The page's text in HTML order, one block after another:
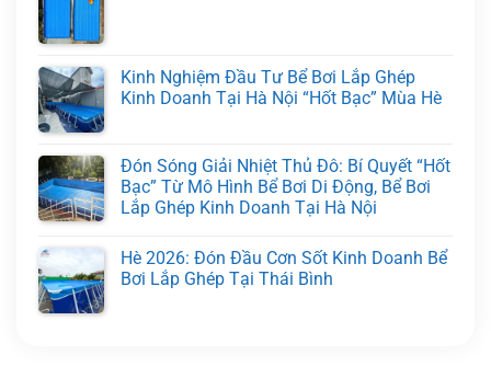
Kinh Nghiệm Đầu Tư Bể Bơi Lắp Ghép
Kinh Doanh Tại Hà Nội “Hốt Bạc” Mùa Hè
Đón Sóng Giải Nhiệt Thủ Đô: Bí Quyết “Hốt
Bạc” Từ Mô Hình Bể Bơi Di Động, Bể Bơi
Lắp Ghép Kinh Doanh Tại Hà Nội
Hè 2026: Đón Đầu Cơn Sốt Kinh Doanh Bể
Bơi Lắp Ghép Tại Thái Bình